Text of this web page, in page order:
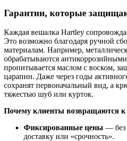
Гарантии, которые
Каждая вешалка Hartley
Это возможно благодаря ручной
материалам. Например,
обрабатываются
пропитывается маслом с воском,
царапин. Даже через годы
сохранят первоначальный вид, а
тяжестью шуб или курток.
Почему клиенты возвращаются
Фиксированные цены — без
доставку или «срочность».